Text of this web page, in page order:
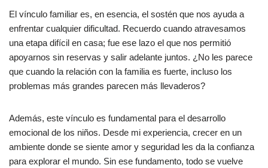
El vínculo familiar es, en esencia, el sostén que nos ayuda a
enfrentar cualquier dificultad. Recuerdo cuando atravesamos
una etapa difícil en casa; fue ese lazo el que nos permitió
apoyarnos sin reservas y salir adelante juntos. ¿No les parece
que cuando la relación con la familia es fuerte, incluso los
problemas más grandes parecen más llevaderos?
Además, este vínculo es fundamental para el desarrollo
emocional de los niños. Desde mi experiencia, crecer en un
ambiente donde se siente amor y seguridad les da la confianza
para explorar el mundo. Sin ese fundamento, todo se vuelve